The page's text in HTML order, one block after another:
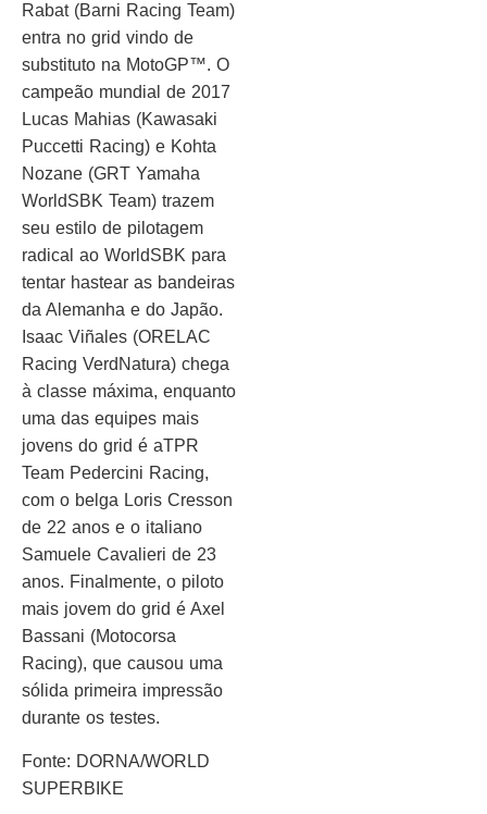
Rabat (Barni Racing Team)
entra no grid vindo de
substituto na MotoGP™. O
campeão mundial de 2017
Lucas Mahias (Kawasaki
Puccetti Racing) e Kohta
Nozane (GRT Yamaha
WorldSBK Team) trazem
seu estilo de pilotagem
radical ao WorldSBK para
tentar hastear as bandeiras
da Alemanha e do Japão.
Isaac Viñales (ORELAC
Racing VerdNatura) chega
à classe máxima, enquanto
uma das equipes mais
jovens do grid é aTPR
Team Pedercini Racing,
com o belga Loris Cresson
de 22 anos e o italiano
Samuele Cavalieri de 23
anos. Finalmente, o piloto
mais jovem do grid é Axel
Bassani (Motocorsa
Racing), que causou uma
sólida primeira impressão
durante os testes.
Fonte: DORNA/WORLD
SUPERBIKE